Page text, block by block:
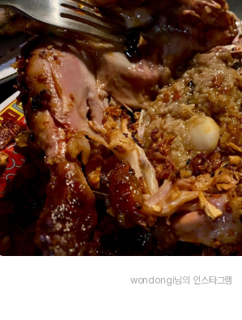
wondongi님의 인스타그램